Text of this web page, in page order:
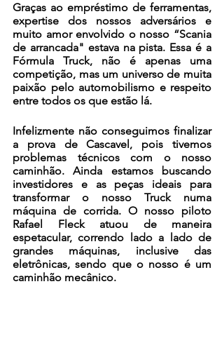
Graças ao empréstimo de ferramentas,
expertise dos nossos adversários e
muito amor envolvido o nosso “Scania
de arrancada" estava na pista. Essa é a
Fórmula Truck, não é apenas uma
competição, mas um universo de muita
paixão pelo automobilismo e respeito
entre todos os que estão lá.
Infelizmente não conseguimos finalizar
a prova de Cascavel, pois tivemos
problemas técnicos com o nosso
caminhão. Ainda estamos buscando
investidores e as peças ideais para
transformar o nosso Truck numa
máquina de corrida. O nosso piloto
Rafael Fleck atuou de maneira
espetacular, correndo lado a lado de
grandes máquinas, inclusive das
eletrônicas, sendo que o nosso é um
caminhão mecânico.